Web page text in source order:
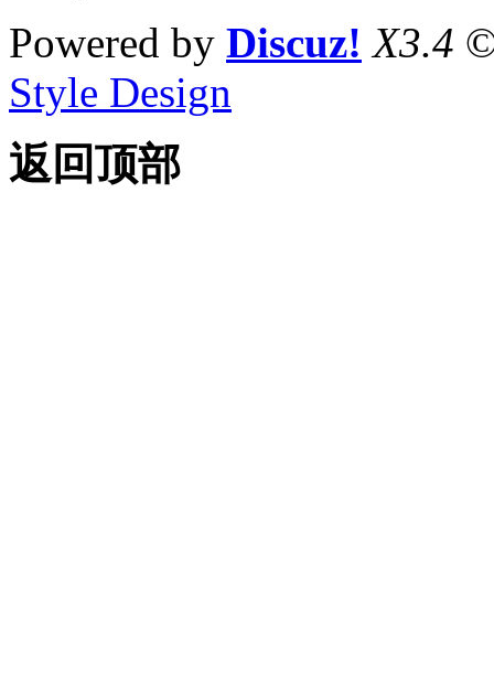
Powered by Discuz! X3.4
Style Design
返回顶部